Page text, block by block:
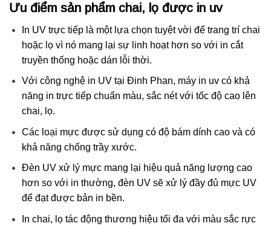
Ưu điểm sản phẩm chai, lọ được in uv
In UV trực tiếp là một lựa chọn tuyệt vời để trang trí chai
hoặc lọ vì nó mang lại sự linh hoạt hơn so với in cắt
truyền thống hoặc dán lỗi thời.
Với công nghệ in UV tại Đinh Phan, máy in uv có khả
năng in trực tiếp chuẩn màu, sắc nét với tốc độ cao lên
chai, lọ.
Các loại mực được sử dụng có độ bám dính cao và có
khả năng chống trầy xước.
Đèn UV xử lý mực mang lại hiệu quả năng lượng cao
hơn so với in thường, đèn UV sẽ xử lý đầy đủ mực UV
để đạt được bản in bền.
In chai, lọ tác động thương hiệu tối đa với màu sắc rực